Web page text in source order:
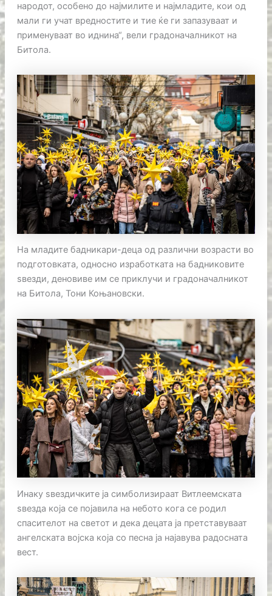
народот, особено до најмилите и најмладите, кои од
мали ги учат вредностите и тие ќе ги запазуваат и
применуваат во иднина“, вели градоначалникот на
Битола.
На младите бадникари-деца од различни возрасти во
подготовката, односно изработката на бадниковите
ѕвезди, деновиве им се приклучи и градоначалникот
на Битола, Тони Коњановски.
Инаку ѕвездичките ја симболизираат Витлеемската
ѕвезда која се појавила на небото кога се родил
спасителот на светот и дека децата ја претставуваат
ангелската војска која со песна ја најавува радосната
вест.